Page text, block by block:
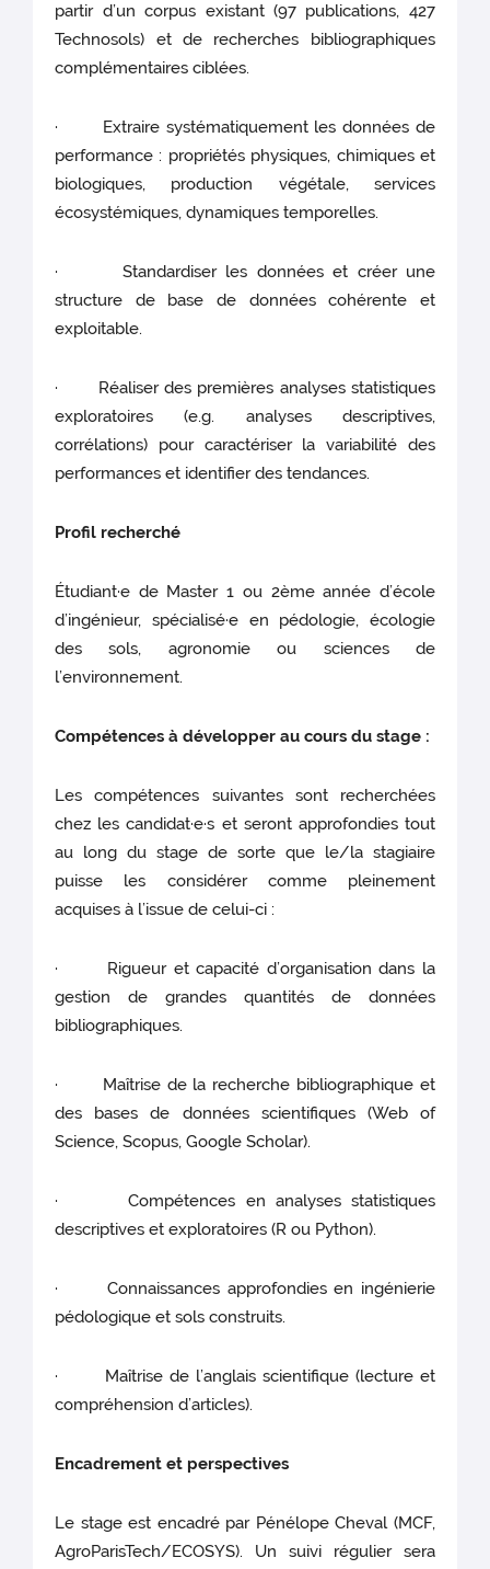
partir d’un corpus existant (97 publications, 427
Technosols) et de recherches bibliographiques
complémentaires ciblées.
· Extraire systématiquement les données de
performance : propriétés physiques, chimiques et
biologiques, production végétale, services
écosystémiques, dynamiques temporelles.
· Standardiser les données et créer une
structure de base de données cohérente et
exploitable.
· Réaliser des premières analyses statistiques
exploratoires (e.g. analyses descriptives,
corrélations) pour caractériser la variabilité des
performances et identifier des tendances.
Profil recherché
Étudiant·e de Master 1 ou 2ème année d’école
d’ingénieur, spécialisé·e en pédologie, écologie
des sols, agronomie ou sciences de
l’environnement.
Compétences à développer au cours du stage :
Les compétences suivantes sont recherchées
chez les candidat·e·s et seront approfondies tout
au long du stage de sorte que le/la stagiaire
puisse les considérer comme pleinement
acquises à l’issue de celui-ci :
· Rigueur et capacité d’organisation dans la
gestion de grandes quantités de données
bibliographiques.
· Maîtrise de la recherche bibliographique et
des bases de données scientifiques (Web of
Science, Scopus, Google Scholar).
· Compétences en analyses statistiques
descriptives et exploratoires (R ou Python).
· Connaissances approfondies en ingénierie
pédologique et sols construits.
· Maîtrise de l’anglais scientifique (lecture et
compréhension d’articles).
Encadrement et perspectives
Le stage est encadré par Pénélope Cheval (MCF,
AgroParisTech/ECOSYS). Un suivi régulier sera